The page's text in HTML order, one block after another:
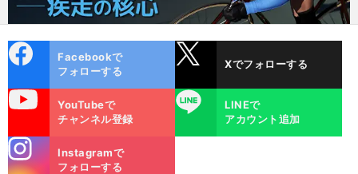
ok
Facebookで
フォローする
Xでフォローする
YouTubeで
チャンネル登録
LINE
LINEで
アカウント追加
m
Instagramで
フォローする